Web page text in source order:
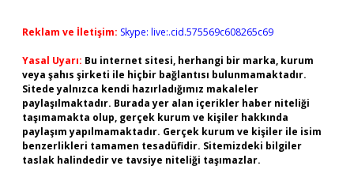
Reklam ve İletişim: Skype: live:.cid.575569c608265c69
Yasal Uyarı: Bu internet sitesi, herhangi bir marka, kurum
veya şahıs şirketi ile hiçbir bağlantısı bulunmamaktadır.
Sitede yalnızca kendi hazırladığımız makaleler
paylaşılmaktadır. Burada yer alan içerikler haber niteliği
taşımamakta olup, gerçek kurum ve kişiler hakkında
paylaşım yapılmamaktadır. Gerçek kurum ve kişiler ile isim
benzerlikleri tamamen tesadüfidir. Sitemizdeki bilgiler
taslak halindedir ve tavsiye niteliği taşımazlar.